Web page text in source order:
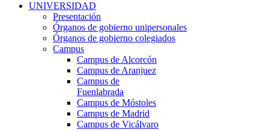
UNIVERSIDAD
Presentación
Órganos de gobierno unipersonales
Órganos de gobierno colegiados
Campus
Campus de Alcorcón
Campus de Aranjuez
Campus de
Fuenlabrada
Campus de Móstoles
Campus de Madrid
Campus de Vicálvaro